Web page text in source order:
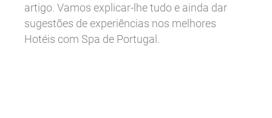
artigo. Vamos explicar-lhe tudo e ainda dar
sugestões de experiências nos melhores
Hotéis com Spa de Portugal.